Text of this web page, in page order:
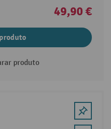
49,90 €
produto